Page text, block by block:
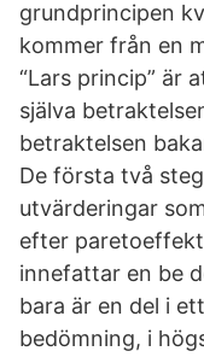
grundprincipen
kommer från en
“Lars princip” är
själva
betraktelsen
De första två
utvärderingar
efter
innefattar en be
bara är en del i
bedömning, i